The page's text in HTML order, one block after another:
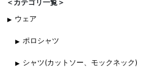
＜カテゴリ一覧＞
ウェア
ポロシャツ
シャツ(カットソー、モックネック)